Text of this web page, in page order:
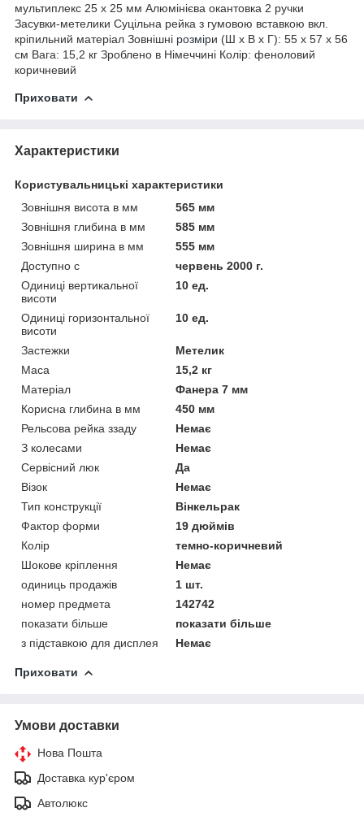
мультиплекс 25 x 25 мм Алюмінієва окантовка 2 ручки
Засувки-метелики Суцільна рейка з гумовою вставкою вкл.
кріпильний матеріал Зовнішні розміри (Ш x В x Г): 55 x 57 x 56
см Вага: 15,2 кг Зроблено в Німеччині Колір: феноловий
коричневий
Приховати
Характеристики
Користувальницькі характеристики
Зовнішня висота в мм
565 мм
Зовнішня глибина в мм
585 мм
Зовнішня ширина в мм
555 мм
Доступно с
червень 2000 г.
Одиниці вертикальної
висоти
10 ед.
Одиниці горизонтальної
висоти
10 ед.
Застежки
Метелик
Маса
15,2 кг
Матеріал
Фанера 7 мм
Корисна глибина в мм
450 мм
Рельсова рейка ззаду
Немає
З колесами
Немає
Сервісний люк
Да
Візок
Немає
Тип конструкції
Вінкельрак
Фактор форми
19 дюймів
Колір
темно-коричневий
Шокове кріплення
Немає
одиниць продажів
1 шт.
номер предмета
142742
показати більше
показати більше
з підставкою для дисплея
Немає
Приховати
Умови доставки
Нова Пошта
Доставка кур'єром
Автолюкс